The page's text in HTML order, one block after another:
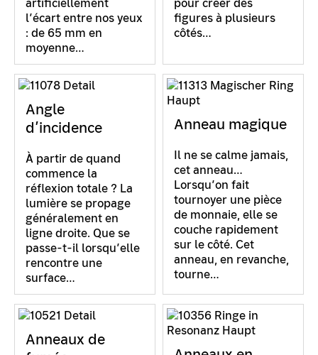
artificiellement
l’écart entre nos yeux
: de 65 mm en
moyenne…
pour créer des
figures à plusieurs
côtés…
Angle
d’incidence
À partir de quand
commence la
réflexion totale ? La
lumière se propage
généralement en
ligne droite. Que se
passe-t-il lorsqu’elle
rencontre une
surface…
Anneau magique
Il ne se calme jamais,
cet anneau…
Lorsqu’on fait
tournoyer une pièce
de monnaie, elle se
couche rapidement
sur le côté. Cet
anneau, en revanche,
tourne…
Anneaux de